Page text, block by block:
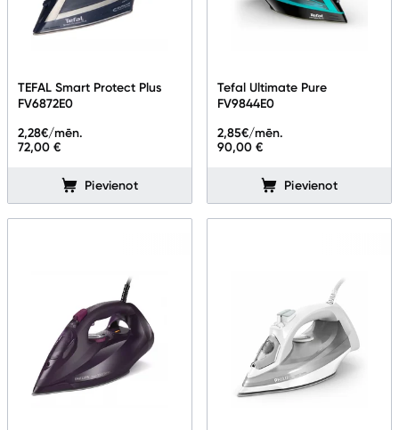
TEFAL Smart Protect Plus
FV6872E0
72,00 €
2,28€/mēn.
Pievienot
Tefal Ultimate Pure
FV9844E0
90,00 €
2,85€/mēn.
Pievienot